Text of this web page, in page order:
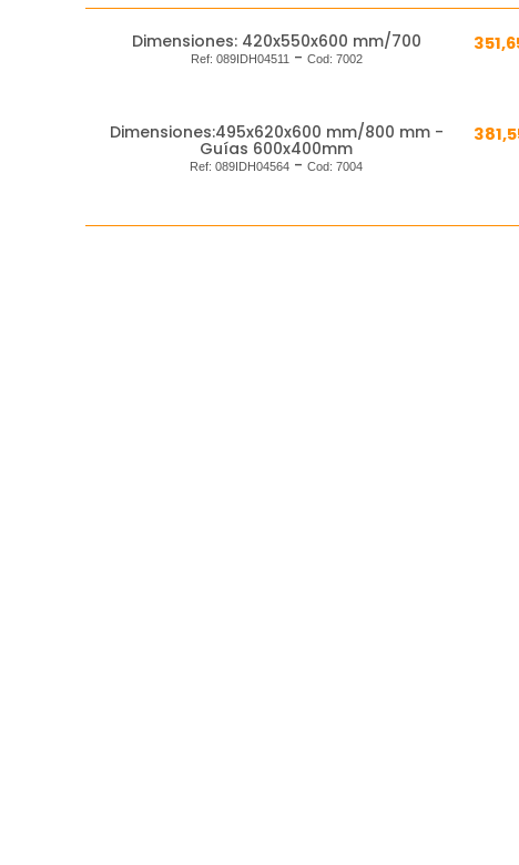
Dimensiones: 420x550x600 mm/700
Ref: 089IDH04511- Cod: 7002
Dimensiones:495x620x600 mm/800 mm -
Guías 600x400mm
Ref: 089IDH04564 - Cod: 7004